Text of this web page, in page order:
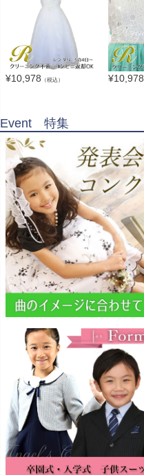
¥10,978 （税込） ¥10,978
Event 特集